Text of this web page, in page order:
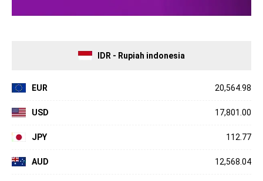
IDR - Rupiah indonesia
EUR 20,564.98
USD 17,801.00
JPY 112.77
AUD 12,568.04